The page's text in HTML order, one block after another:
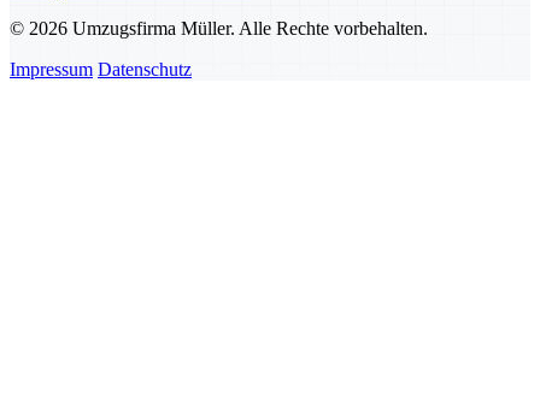
© 2026 Umzugsfirma Müller. Alle Rechte vorbehalten.
Impressum Datenschutz